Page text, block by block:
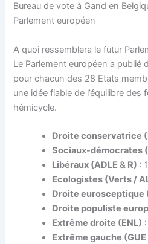
Bureau de vote à Gand en
Parlement européen
A quoi ressemblera le futur
Le Parlement européen a publié
pour chacun des 28 Etats
une idée fiable de l’équilibre
hémicycle.
Droite conservatrice
Sociaux-démocrates
Libéraux (ADLE & R) :
Ecologistes (Verts /
Droite eurosceptique
Droite populiste
Extrême droite (ENL)
Extrême gauche (GUE